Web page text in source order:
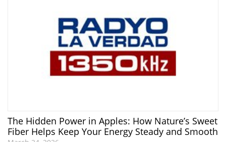
The Hidden Power in Apples: How Nature’s Sweet
Fiber Helps Keep Your Energy Steady and Smooth